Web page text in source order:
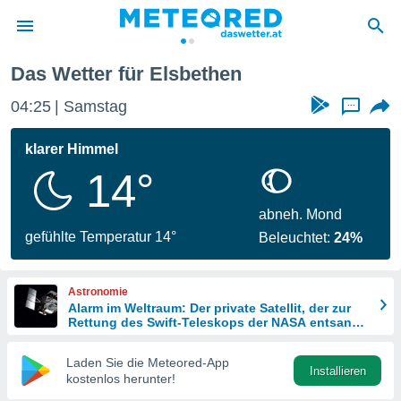
wurde
dass
sind.
diese
Das Wetter für Elsbethen
04:25 Samstag ...
klarer Himmel
14°
gefühlte Temperatur 14°
abneh. Mond
Beleuchtet:24%
Astronomie
Alarm im Weltraum: Der private Satellit, der zur
Rettung des Swift-Teleskops der NASA entsandt
Laden Sie die Meteored-App
kostenlos herunter!
Installieren